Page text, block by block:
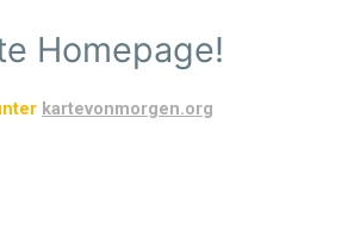
Homepage!
kartevonmorgen.org